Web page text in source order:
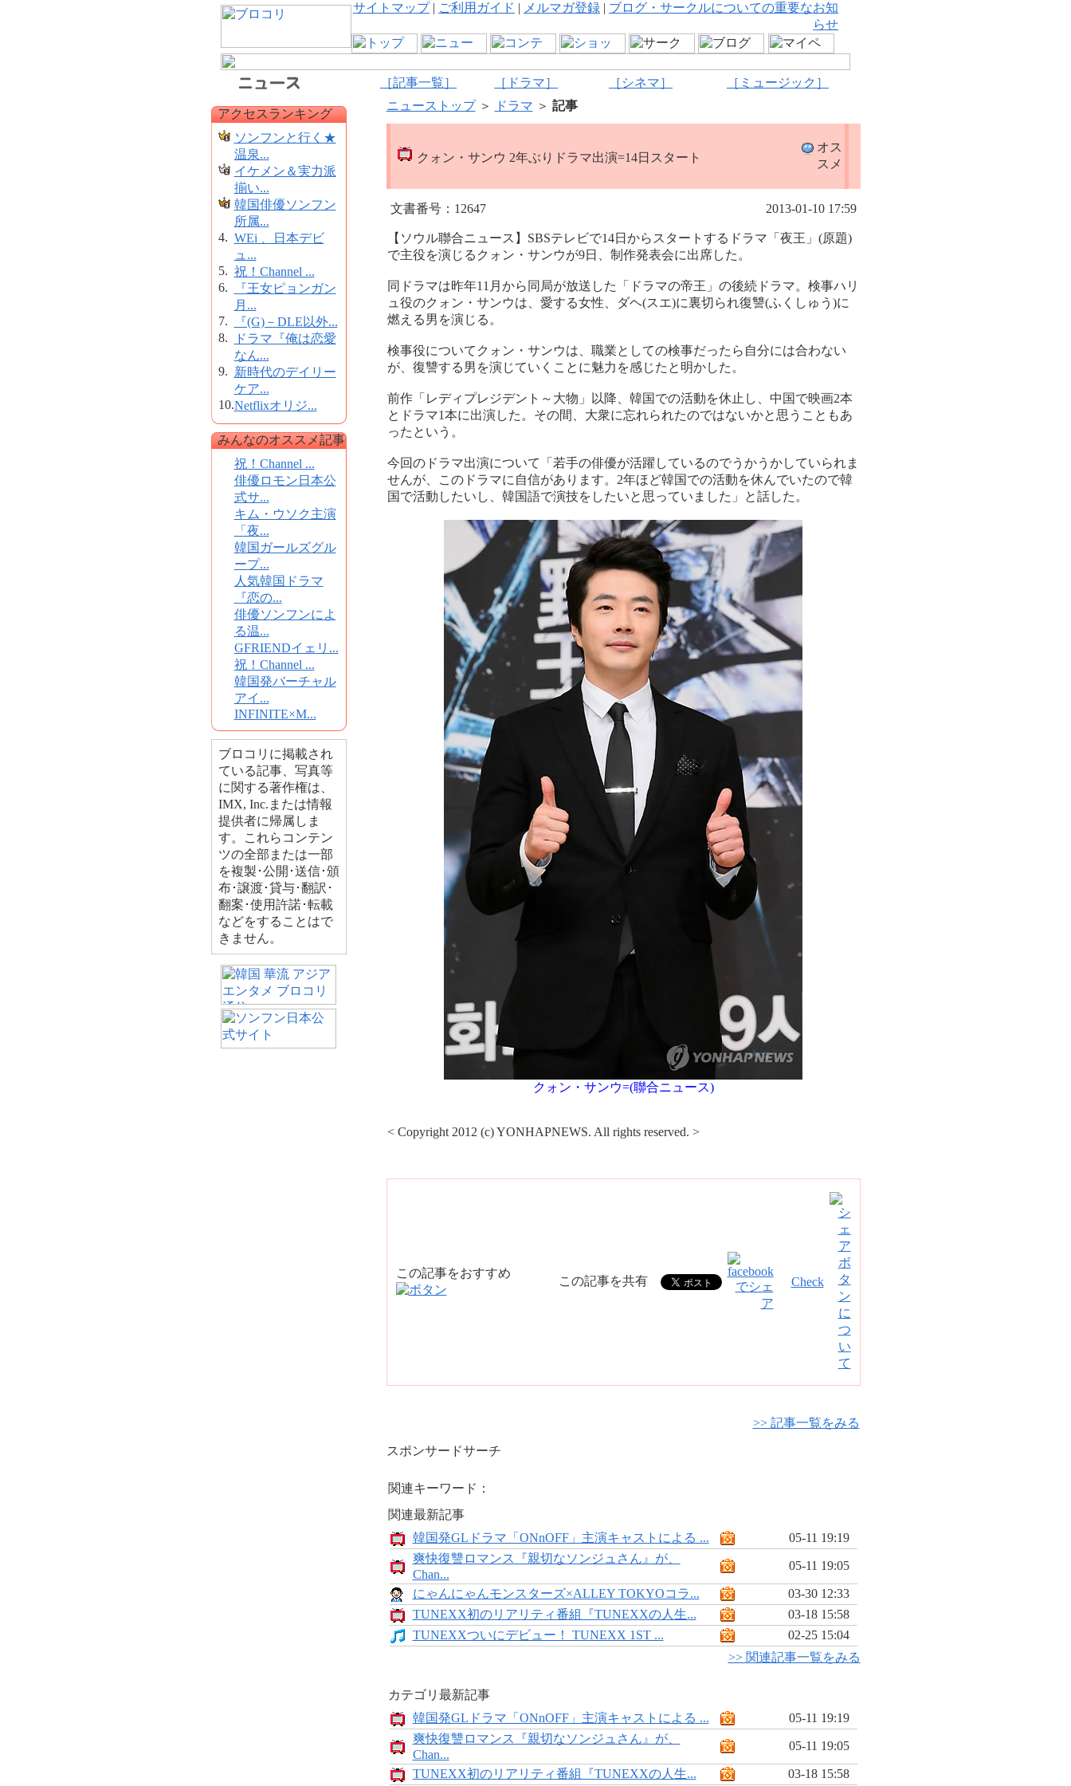
サイトマップ| ご利用ガイド | メルマガ登録 | ブログ・サークルについての重要なお知
らせ
［記事一覧］ ［ドラマ］ ［シネマ］ ［ミュージック］
アクセスランキング
ソンフンと行く★
温泉...
イケメン＆実力派
揃い...
韓国俳優ソンフン
所属...
4. WEi 、日本デビ
ュ...
5. 祝！Channel ...
6.
『王女ピョンガン
月...
7.
『(G)－DLE以外...
8.
ドラマ『俺は恋愛
なん...
9. 新時代のデイリー
ケア...
10.Netflixオリジ...
みんなのオススメ記事
祝！Channel ...
俳優ロモン日本公
式サ...
キム・ウソク主演
「夜...
韓国ガールズグル
ープ...
人気韓国ドラマ
『恋の...
俳優ソンフンによ
る温...
GFRIENDイェリ...
祝！Channel ...
韓国発バーチャル
アイ...
INFINITE×M...
ブロコリに掲載され
ている記事、写真等
に関する著作権は、
IMX, Inc.または情報
提供者に帰属しま
す。これらコンテン
ツの全部または一部
を複製･公開･送信･頒
布･譲渡･貸与･翻訳･
翻案･使用許諾･転載
などをすることはで
きません。
ニューストップ＞ ドラマ ＞ 記事
クォン・サンウ 2年ぶりドラマ出演=14日スタート
オス
スメ
文書番号：12647 2013-01-10 17:59
【ソウル聯合ニュース】SBSテレビで14日からスタートするドラマ「夜王」(原題)
で主役を演じるクォン・サンウが9日、制作発表会に出席した。
同ドラマは昨年11月から同局が放送した「ドラマの帝王」の後続ドラマ。検事ハリ
ュ役のクォン・サンウは、愛する女性、ダヘ(スエ)に裏切られ復讐(ふくしゅう)に
燃える男を演じる。
検事役についてクォン・サンウは、職業としての検事だったら自分には合わない
が、復讐する男を演じていくことに魅力を感じたと明かした。
前作「レディプレジデント～大物」以降、韓国での活動を休止し、中国で映画2本
とドラマ1本に出演した。その間、大衆に忘れられたのではないかと思うこともあ
ったという。
今回のドラマ出演について「若手の俳優が活躍しているのでうかうかしていられま
せんが、このドラマに自信があります。2年ほど韓国での活動を休んでいたので韓
国で活動したいし、韓国語で演技をしたいと思っていました」と話した。
クォン・サンウ=(聯合ニュース)
< Copyright 2012 (c) YONHAPNEWS. All rights reserved. >
この記事をおすすめ
この記事を共有 Check
>> 記事一覧をみる
スポンサードサーチ
関連キーワード：
関連最新記事
韓国発GLドラマ「ONnOFF」主演キャストによる ...
05-11 19:19
爽快復讐ロマンス『親切なソンジュさん』が、
Chan...
05-11 19:05
にゃんにゃんモンスターズ×ALLEY TOKYOコラ...
03-30 12:33
TUNEXX初のリアリティ番組『TUNEXXの人生...
03-18 15:58
TUNEXXついにデビュー！ TUNEXX 1ST ...
02-25 15:04
>> 関連記事一覧をみる
カテゴリ最新記事
韓国発GLドラマ「ONnOFF」主演キャストによる ...
05-11 19:19
爽快復讐ロマンス『親切なソンジュさん』が、
Chan...
05-11 19:05
TUNEXX初のリアリティ番組『TUNEXXの人生... 03-18 15:58